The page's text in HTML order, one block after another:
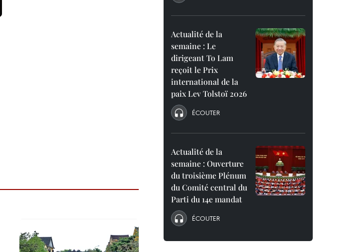
Actualité de la
semaine : Le
dirigeant To Lam
reçoit le Prix
international de la
paix Lev Tolstoï 2026
ÉCOUTER
Actualité de la
semaine : Ouverture
du troisième Plénum
du Comité central du
Parti du 14e mandat
ÉCOUTER